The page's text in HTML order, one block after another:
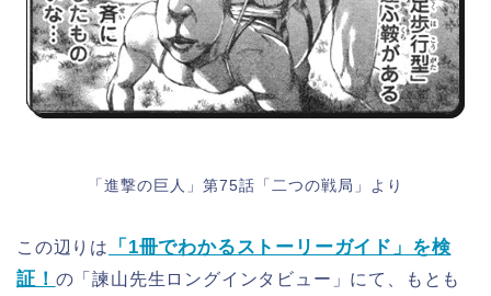
「進撃の巨人」第75話「二つの戦局」より
この辺りは
「1冊でわかるストーリーガイド」を検
証！ の「諫山先生ロングインタビュー」にて、もとも